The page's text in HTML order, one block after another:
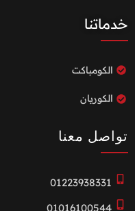
خدماتنا
الكومباكت
الكوريان
تواصل معنا
01223938331
01016100544